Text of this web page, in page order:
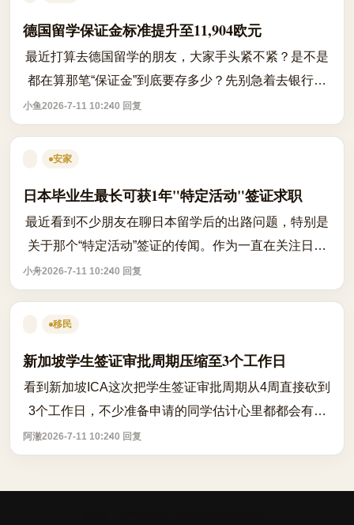
德国留学保证金标准提升至11,904欧元
最近打算去德国留学的朋友，大家手头紧不紧？是不是
都在算那笔“保证金”到底要存多少？先别急着去银行排
队，这里有个大变动得赶紧同步一下。从2024年9月1日
开始，德国留学的保证金标准已经正式...
小鱼2026-7-11 10:240 回复
安家
日本毕业生最长可获1年"特定活动"签证求职
最近看到不少朋友在聊日本留学后的出路问题，特别是
关于那个“特定活动”签证的传闻。作为一直在关注日本
站点动态的老用户，我想结合最新的资讯和大家聊聊这
个对毕业生影响最大的政策变化。 首...
小舟2026-7-11 10:240 回复
移民
新加坡学生签证审批周期压缩至3个工作日
看到新加坡ICA这次把学生签证审批周期从4周直接砍到
3个工作日，不少准备申请的同学估计心里都都会有点
意外。这变化确实有点大，毕竟以前大家习惯的“等邮
件”日子可能要成为历史了。这次改革的...
阿澈2026-7-11 10:240 回复